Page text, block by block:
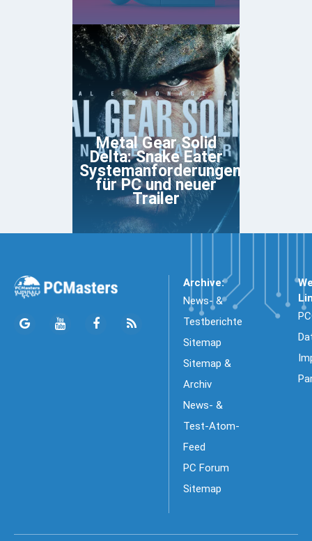
Metal Gear Solid
Delta: Snake Eater
Systemanforderungen
für PC und neuer
Trailer
Archive:
News- &
Testberichte
Sitemap
Sitemap &
Archiv
News- &
Test-Atom-
Feed
PC Forum
Sitemap